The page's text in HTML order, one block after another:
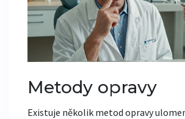
Metody opravy
Existuje několik metod opravy